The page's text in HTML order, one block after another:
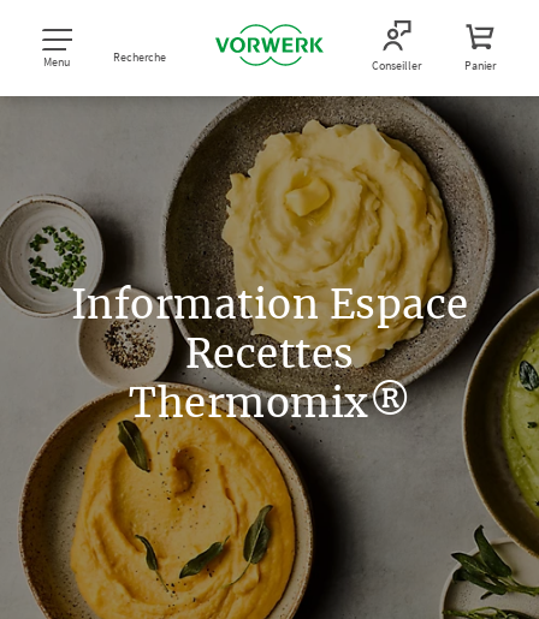
Menu Recherche Conseiller Panier
Information Espace
Recettes
Thermomix®